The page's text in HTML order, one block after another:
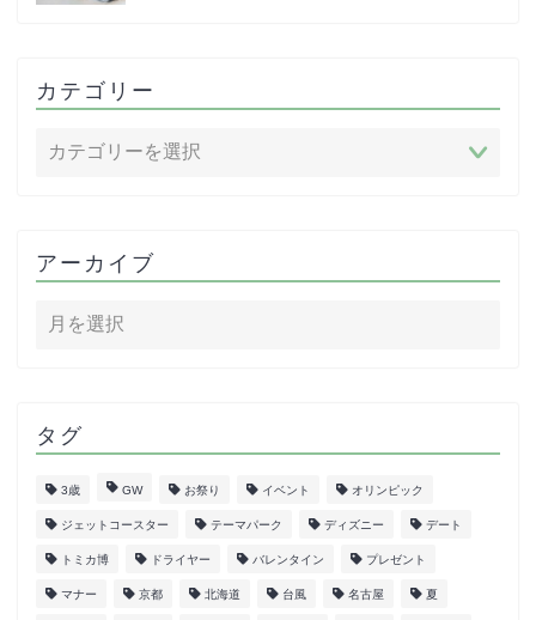
カテゴリー
アーカイブ
タグ
3歳 GW お祭り イベント オリンピック
ジェットコースター テーマパーク ディズニー デート
トミカ博 ドライヤー バレンタイン プレゼント
マナー 京都 北海道 台風 名古屋 夏